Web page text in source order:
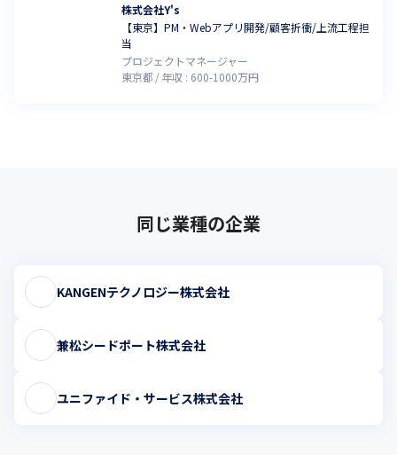
株式会社Y's
【東京】PM・Webアプリ開発/顧客折衝/上流工程担
当
プロジェクトマネージャー
東京都
年収 : 600-1000万円
同じ業種の企業
KANGENテクノロジー株式会社
兼松シードポート株式会社
ユニファイド・サービス株式会社